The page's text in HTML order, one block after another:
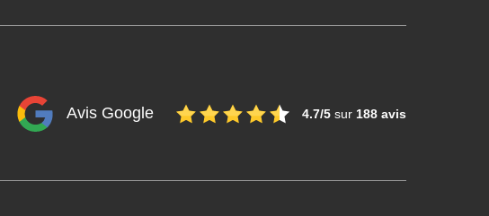
Avis Google 4.7/5 sur 188 avis